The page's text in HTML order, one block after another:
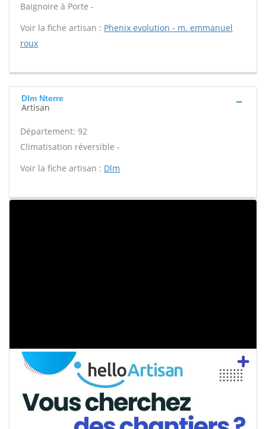
Baignoire à Porte -
Voir la fiche artisan : Phenix evolution - m. emmanuel
roux
Dlm Nterre
Artisan
Département: 92
Climatisation réversible -
Voir la fiche artisan : Dlm